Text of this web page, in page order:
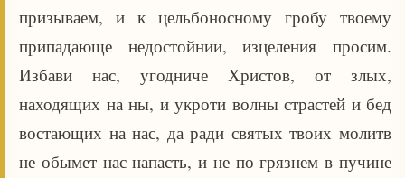
призываем, и к цельбоносному гробу твоему
припадающе недостойнии, изцеления просим.
Избави нас, угодниче Христов, от злых,
находящих на ны, и укроти волны страстей и бед
востающих на нас, да ради святых твоих молитв
не обымет нас напасть, и не по грязнем в пучине